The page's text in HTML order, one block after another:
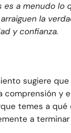
es a menudo lo
la
y confianza.
sugiere que
comprensión y
temes a
a terminar